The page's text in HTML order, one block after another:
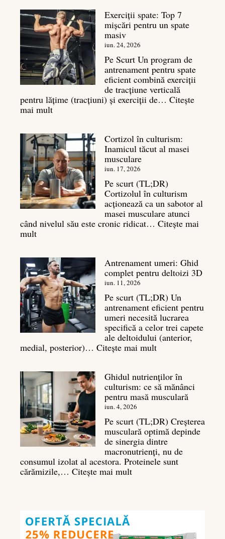
este
sa
cu
masa
musculară
Exerciții spate: Top 7
mișcări pentru un spate
masiv
iun. 24, 2026
Pe Scurt Un program de
antrenament pentru spate
eficient combină exerciții
de tracțiune verticală
pentru lățime (tracțiuni) și exerciții de… Citește
mai mult:
Top
7
mișcări
pentru
un
spate
masiv
Cortizol în culturism:
Inamicul tăcut al masei
musculare
iun. 17, 2026
Pe scurt (TL;DR)
Cortizolul în culturism
acționează ca un sabotor al
masei musculare atunci
când nivelul său este cronic ridicat… Citește mai
mult:
culturism:
Inamicul
tăcut
al
masei
musculare
Antrenament umeri: Ghid
complet pentru deltoizi 3D
iun. 11, 2026
Pe scurt (TL;DR) Un
antrenament eficient pentru
umeri necesită lucrarea
specifică a celor trei capete
ale deltoidului (anterior,
medial, posterior)… Citește mai mult:
Ghid
complet
pentru
3D
Ghidul nutrienților în
culturism: ce să mănânci
pentru masă musculară
iun. 4, 2026
Pe scurt (TL;DR) Creșterea
musculară optimă depinde
de sinergia dintre
macronutrienți, nu de
consumul izolat al acestora. Proteinele sunt
cărămizile,… Citește mai mult: